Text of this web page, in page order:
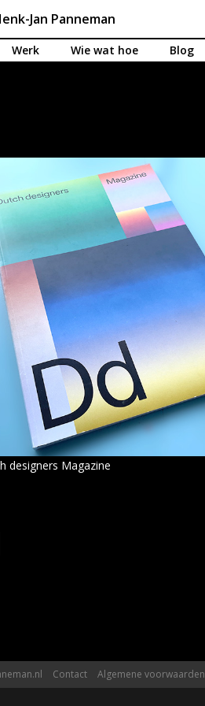
Jan Panneman
Werk Wie wat hoe Blog
designers Magazine
Contact Algemene voorwaarden